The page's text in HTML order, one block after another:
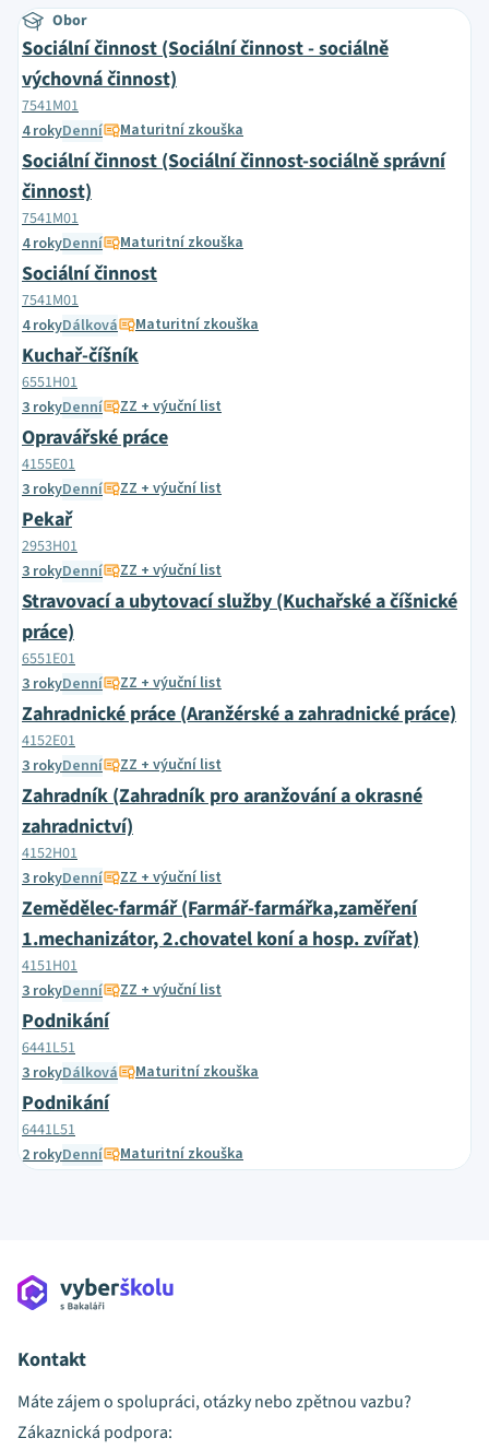
Obor
Sociální činnost (Sociální činnost - sociálně
výchovná činnost)
7541M01
4 rokyDenní Maturitní zkouška
Sociální činnost (Sociální činnost-sociálně správní
činnost)
7541M01
4 rokyDenní Maturitní zkouška
Sociální činnost
7541M01
4 rokyDálková Maturitní zkouška
Kuchař-číšník
6551H01
3 rokyDenní ZZ + výuční list
Opravářské práce
4155E01
3 rokyDenní ZZ + výuční list
Pekař
2953H01
3 rokyDenní ZZ + výuční list
Stravovací a ubytovací služby (Kuchařské a číšnické
práce)
6551E01
3 rokyDenní ZZ + výuční list
Zahradnické práce (Aranžérské a zahradnické práce)
4152E01
3 rokyDenní ZZ + výuční list
Zahradník (Zahradník pro aranžování a okrasné
zahradnictví)
4152H01
3 rokyDenní ZZ + výuční list
Zemědělec-farmář (Farmář-farmářka,zaměření
1.mechanizátor, 2.chovatel koní a hosp. zvířat)
4151H01
3 rokyDenní ZZ + výuční list
Podnikání
6441L51
3 rokyDálková Maturitní zkouška
Podnikání
6441L51
2 rokyDenní Maturitní zkouška
Kontakt
Máte zájem o spolupráci, otázky nebo zpětnou vazbu?
Zákaznická podpora: